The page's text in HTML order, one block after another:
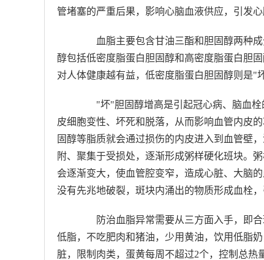
管堵塞的严重后果，影响心脑血液供应，引发心
血脂主要包含甘油三酯和胆固醇两种成
醇包括低密度脂蛋白胆固醇和高密度脂蛋白胆
对人体健康越有益，低密度脂蛋白胆固醇则是"
"坏"胆固醇增高是引起冠心病、脑血栓
皮细胞变性、坏死和脱落，从而影响血管内皮
固醇等脂质就会通过损伤的内皮进入到血管壁
附、聚集于受损处，逐渐形成粥样硬化班块。
会逐渐变大，使血管腔变窄，造成心脏、大脑
没有先兆地破裂，斑块内涌出的物质形成血栓
防治血脂异常需要从三方面入手，即合
低脂，不吃肥肉和猪油，少用黄油，饮用低脂
脏，限制肉类，蛋黄每周不超过2个，控制总